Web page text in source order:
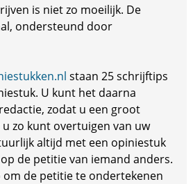
is niet zo moeilijk. De
ondersteund door
staan 25 schrijftips
U kunt het daarna
zodat u een groot
zo kunt overtuigen van uw
altijd met een opiniestuk
de petitie van iemand anders.
de petitie te ondertekenen